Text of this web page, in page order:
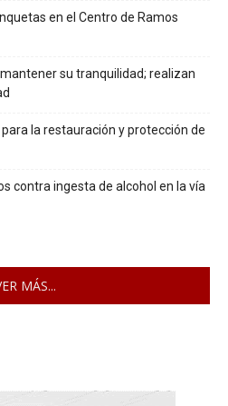
en el Centro de Ramos
su tranquilidad; realizan
la restauración y protección de
contra ingesta de alcohol en la vía
MÁS...